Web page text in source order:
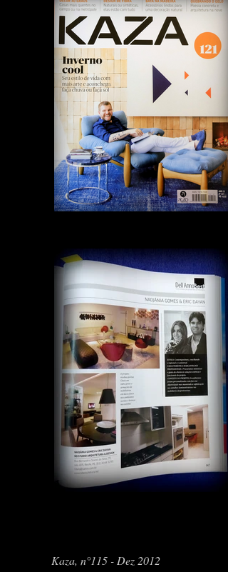
Kaza, n°115 - Dez 2012